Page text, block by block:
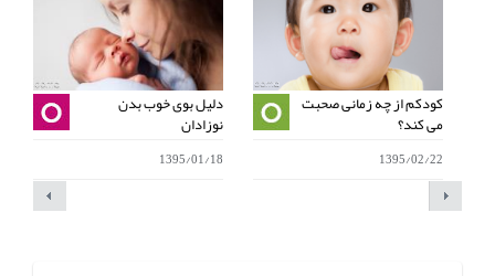
دلیل بوی خوب بدن
نوزادان
1395/01/18
کودکم از چه زمانی صحبت
می کند؟
1395/02/22